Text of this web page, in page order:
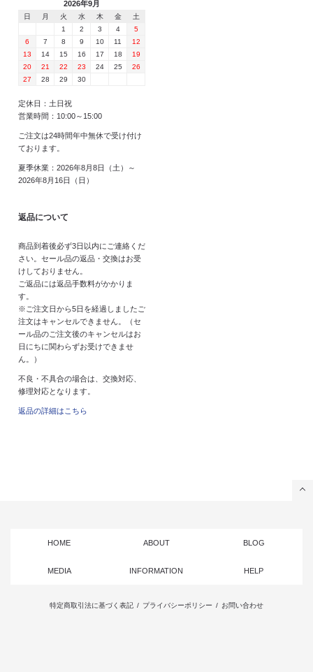
2026年9月
日 月 火 水 木 金
土
1
2 3 4
5
6
7 8 9 10 11
12
13
14 15 16 17 18
19
20
21 22 23 24 25
26
27
28 29 30
定休日：土日祝
営業時間：10:00～15:00
ご注文は24時間年中無休で受け付け
ております。
夏季休業：2026年8月8日（土）～
2026年8月16日（日）
返品について
商品到着後必ず3日以内にご連絡くだ
さい。セール品の返品・交換はお受
けしておりません。
ご返品には返品手数料がかかりま
す。
※ご注文日から5日を経過しましたご
注文はキャンセルできません。（セ
ール品のご注文後のキャンセルはお
日にちに関わらずお受けできませ
ん。）
不良・不具合の場合は、交換対応、
修理対応となります。
返品の詳細はこちら
HOME ABOUT BLOG
MEDIA INFORMATION HELP
特定商取引法に基づく表記 / プライバシーポリシー / お問い合わせ